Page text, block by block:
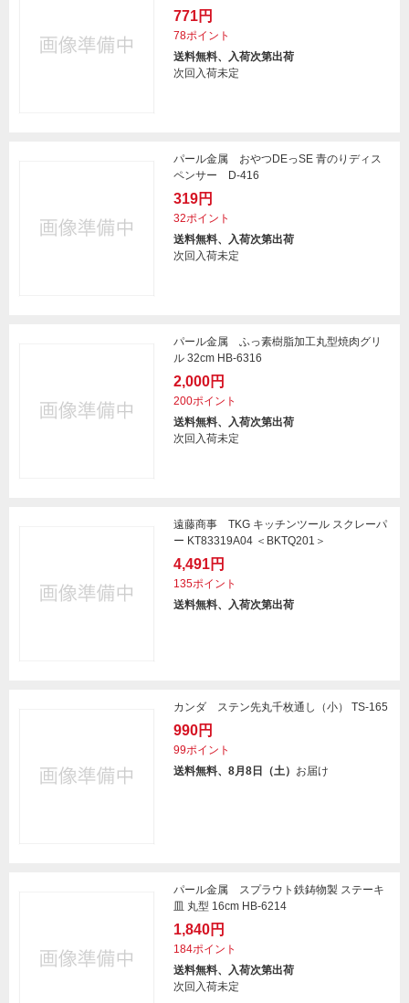
771円
78ポイント
送料無料、入荷次第出荷
次回入荷未定
パール金属 おやつDEっSE 青のりディス
ペンサー D-416
319円
32ポイント
送料無料、入荷次第出荷
次回入荷未定
パール金属 ふっ素樹脂加工丸型焼肉グリ
ル 32cm HB-6316
2,000円
200ポイント
送料無料、入荷次第出荷
次回入荷未定
遠藤商事 TKG キッチンツール スクレーパ
ー KT83319A04 ＜BKTQ201＞
4,491円
135ポイント
送料無料、入荷次第出荷
カンダ ステン先丸千枚通し（小） TS-165
990円
99ポイント
送料無料、8月8日（土） お届け
パール金属 スプラウト鉄鋳物製 ステーキ
皿 丸型 16cm HB-6214
1,840円
184ポイント
送料無料、入荷次第出荷
次回入荷未定